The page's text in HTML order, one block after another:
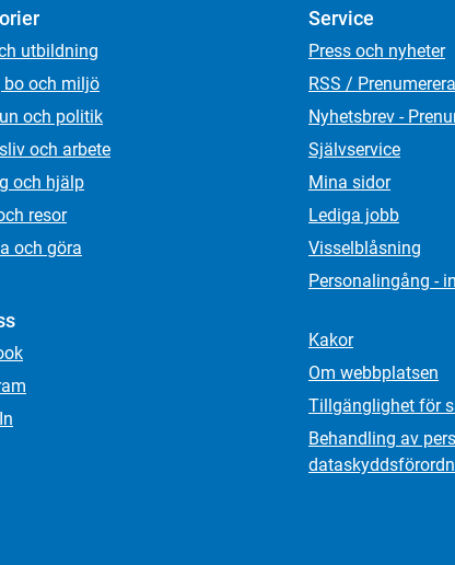
utbildning
bo och miljö
och politik
och arbete
och hjälp
resor
och göra
Service
Press och nyheter
RSS / Prenumerera
Nyhetsbrev -
Självservice
Mina sidor
Lediga jobb
Visselblåsning
Personalingång -
Kakor
Om webbplatsen
Tillgänglighet för
Behandling av